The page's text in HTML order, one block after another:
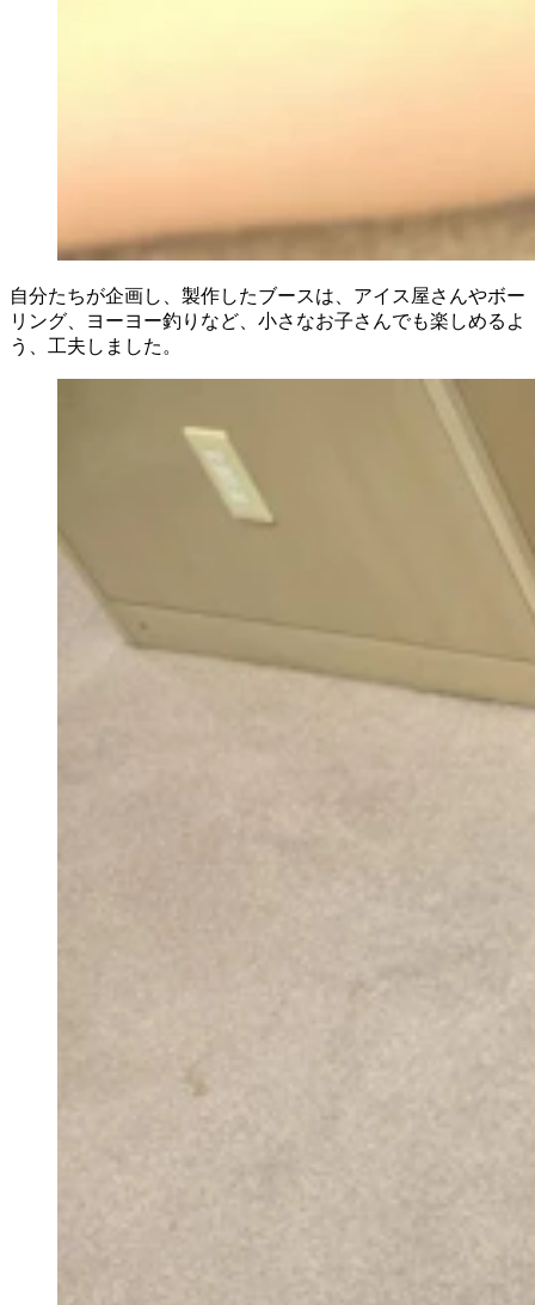
自分たちが企画し、製作したブースは、アイス屋さんやボー
リング、ヨーヨー釣りなど、小さなお子さんでも楽しめるよ
う、工夫しました。